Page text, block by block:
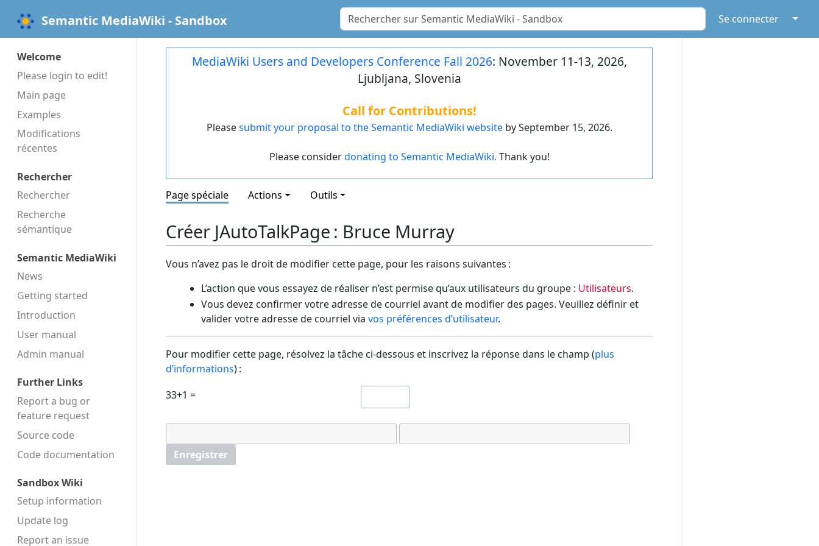
Semantic MediaWiki - Sandbox Se connecter ↓
Welcome
Please login to edit!
Main page
Examples
Modifications
récentes
Rechercher
Rechercher
Recherche
sémantique
Semantic MediaWiki
News
Getting started
Introduction
User manual
Admin manual
Further Links
Report a bug or
feature request
Source code
Code docu­mentation
Sandbox Wiki
Setup information
Update log
Report an issue
MediaWiki Users and Developers Conference Fall 2026: November 11-13, 2026,
Ljubljana, Slovenia
Call for Contributions!
Pleasesubmit your proposal to the Semantic MediaWiki websiteby September 15, 2026.
Please considerdonating to Semantic MediaWiki. Thank you!
Page spéciale Actions Outils
Créer JAutoTalkPage : Bruce Murray
Vous n’avez pas le droit de modifier cette page, pour les raisons suivantes :
L’action que vous essayez de réaliser n’est permise qu’aux utilisateurs du groupe : Utilisateurs.
Vous devez confirmer votre adresse de courriel avant de modifier des pages. Veuillez définir et
valider votre adresse de courriel via vos préférences d’utilisateur.
Pour modifier cette page, résolvez la tâche ci-dessous et inscrivez la réponse dans le champ (plus
d’informations) :
33+1 =
Enregistrer